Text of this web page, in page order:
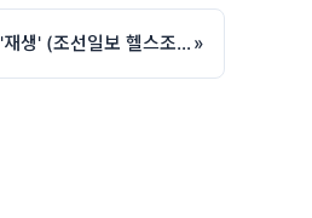
재파열률 50%에 달하는 회전근개 파열… 봉합보다 중요한 것은 '재생' (조선일보 헬스조선 특집 기사, 제애정형외과 서희수 원장) https://health.chosun.com/site/data/html_dir/2026/07/ »